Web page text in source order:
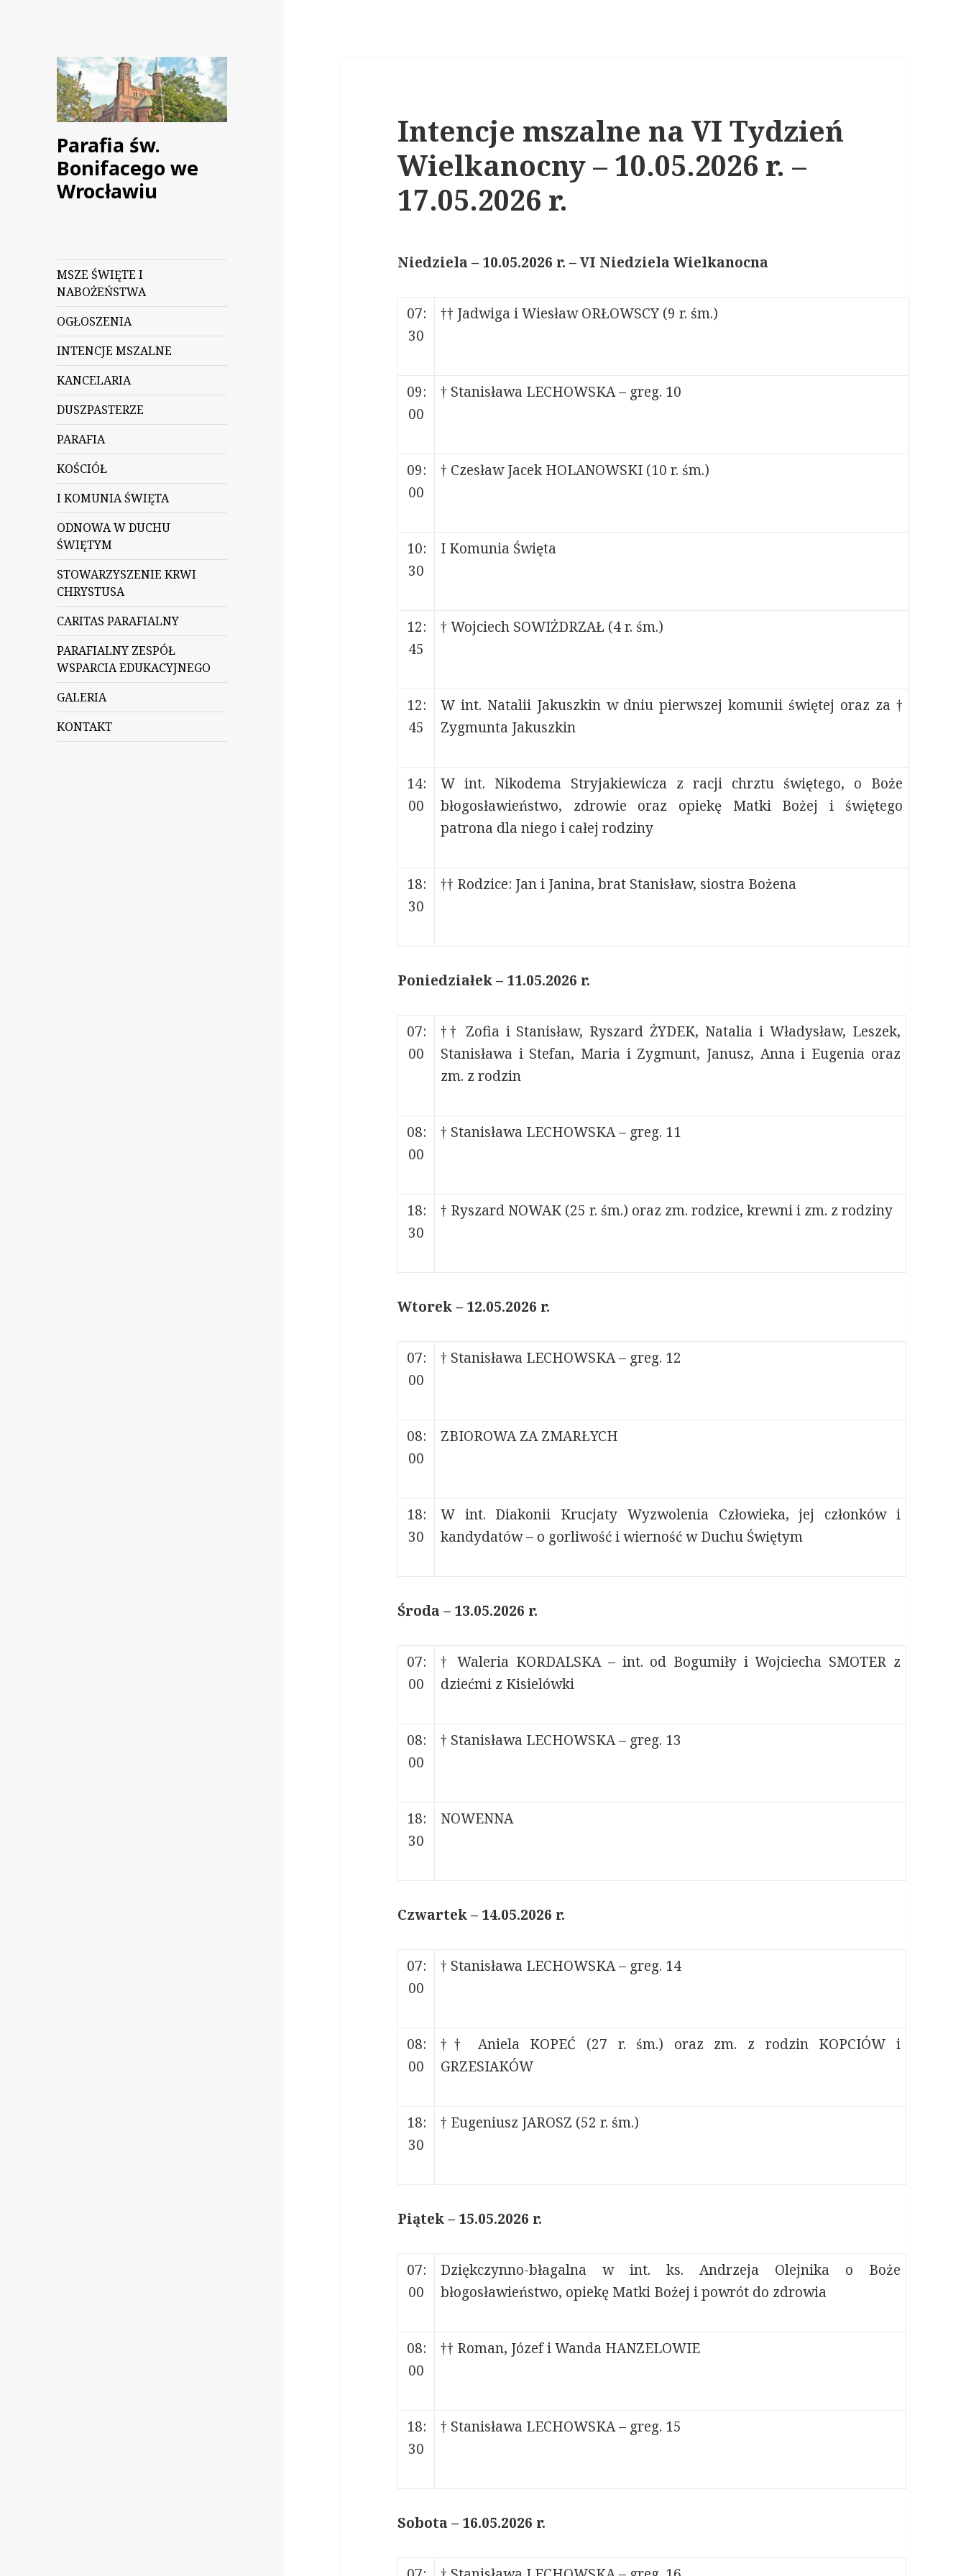
Parafia św.
Bonifacego we
Wrocławiu
MSZE ŚWIĘTE I
NABOŻEŃSTWA
OGŁOSZENIA
INTENCJE MSZALNE
KANCELARIA
DUSZPASTERZE
PARAFIA
KOŚCIÓŁ
I KOMUNIA ŚWIĘTA
ODNOWA W DUCHU
ŚWIĘTYM
STOWARZYSZENIE KRWI
CHRYSTUSA
CARITAS PARAFIALNY
PARAFIALNY ZESPÓŁ
WSPARCIA EDUKACYJNEGO
GALERIA
KONTAKT
Intencje mszalne na VI Tydzień
Wielkanocny – 10.05.2026 r. –
17.05.2026 r.
Niedziela – 10.05.2026 r. –VI NiedzielaWielkanocna
07:
30
†† Jadwiga i Wiesław ORŁOWSCY (9 r. śm.)
09:
00
† Stanisława LECHOWSKA – greg. 10
09:
00
† Czesław Jacek HOLANOWSKI (10 r. śm.)
10:
30
I Komunia Święta
12:
45
† Wojciech SOWIŻDRZAŁ (4 r. śm.)
12:
45
W int. Natalii Jakuszkin w dniu pierwszej komunii świętej oraz za †
Zygmunta Jakuszkin
14:
00
W int. Nikodema Stryjakiewicza z racji chrztu świętego, o Boże
błogosławieństwo, zdrowie oraz opiekę Matki Bożej i świętego
patrona dla niego i całej rodziny
18:
30
†† Rodzice: Jan i Janina, brat Stanisław, siostra Bożena
Poniedziałek – 11.05.2026 r.
07:
00
†† Zofia i Stanisław, Ryszard ŻYDEK, Natalia i Władysław, Leszek,
Stanisława i Stefan, Maria i Zygmunt, Janusz, Anna i Eugenia oraz
zm. z rodzin
08:
00
† Stanisława LECHOWSKA – greg. 11
18:
30
† Ryszard NOWAK (25 r. śm.) oraz zm. rodzice, krewni i zm. z rodziny
Wtorek – 12.05.2026 r.
07:
00
† Stanisława LECHOWSKA – greg. 12
08:
00
ZBIOROWA ZA ZMARŁYCH
18:
30
W int. Diakonii Krucjaty Wyzwolenia Człowieka, jej członków i
kandydatów – o gorliwość i wierność w Duchu Świętym
Środa – 13.05.2026 r.
07:
00
† Waleria KORDALSKA – int. od Bogumiły i Wojciecha SMOTER z
dziećmi z Kisielówki
08:
00
† Stanisława LECHOWSKA – greg. 13
18:
30
NOWENNA
Czwartek – 14.05.2026 r.
07:
00
† Stanisława LECHOWSKA – greg. 14
08:
00
†† Aniela KOPEĆ (27 r. śm.) oraz zm. z rodzin KOPCIÓW i
GRZESIAKÓW
18:
30
† Eugeniusz JAROSZ (52 r. śm.)
Piątek – 15.05.2026 r.
07:
00
Dziękczynno-błagalna w int. ks. Andrzeja Olejnika o Boże
błogosławieństwo, opiekę Matki Bożej i powrót do zdrowia
08:
00
†† Roman, Józef i Wanda HANZELOWIE
18:
30
† Stanisława LECHOWSKA – greg. 15
Sobota – 16.05.2026 r.